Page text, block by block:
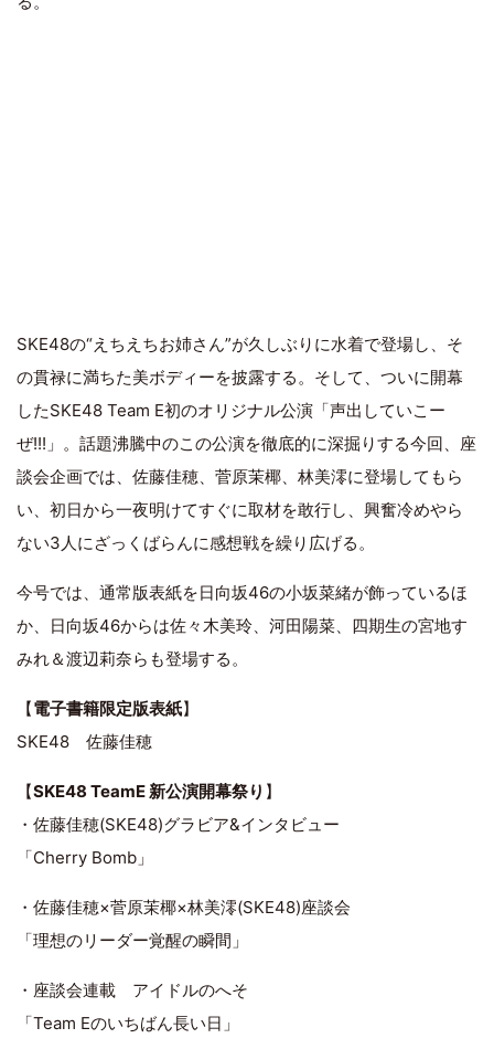
SKE48の“えちえちお姉さん”が久しぶりに水着で登場し、そ
の貫禄に満ちた美ボディーを披露する。そして、ついに開幕
したSKE48 Team E初のオリジナル公演「声出していこー
ぜ!!!」。話題沸騰中のこの公演を徹底的に深掘りする今回、座
談会企画では、佐藤佳穂、菅原茉椰、林美澪に登場してもら
い、初日から一夜明けてすぐに取材を敢行し、興奮冷めやら
ない3人にざっくばらんに感想戦を繰り広げる。
今号では、通常版表紙を日向坂46の小坂菜緒が飾っているほ
か、日向坂46からは佐々木美玲、河田陽菜、四期生の宮地す
みれ＆渡辺莉奈らも登場する。
【電子書籍限定版表紙】
SKE48 佐藤佳穂
【SKE48 TeamE 新公演開幕祭り 】
・佐藤佳穂(SKE48)グラビア&インタビュー
「Cherry Bomb」
・佐藤佳穂×菅原茉椰×林美澪(SKE48)座談会
「理想のリーダー覚醒の瞬間」
・座談会連載 アイドルのへそ
「Team Eのいちばん長い日」